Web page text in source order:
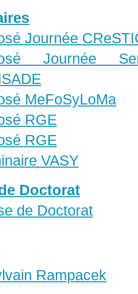
Journée
Journée
MeFoSyLoMa
RGE
RGE
VASY
Doctorat
de Doctorat
Rampacek